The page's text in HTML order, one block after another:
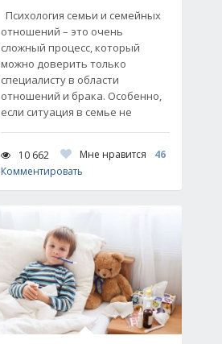
Психология семьи и семейных
отношений – это очень
сложный процесс, который
можно доверить только
специалисту в области
отношений и брака. Особенно,
если ситуация в семье не
10 662 Мне нравится
46
Комментировать